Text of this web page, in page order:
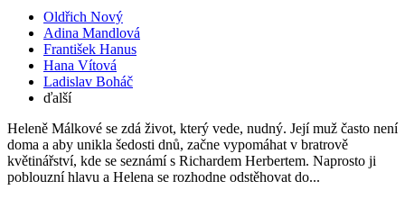
Oldřich Nový
Adina Mandlová
František Hanus
Hana Vítová
Ladislav Boháč
ďalší
Heleně Málkové se zdá život, který vede, nudný. Její muž často není
doma a aby unikla šedosti dnů, začne vypomáhat v bratrově
květinářství, kde se seznámí s Richardem Herbertem. Naprosto ji
poblouzní hlavu a Helena se rozhodne odstěhovat do...